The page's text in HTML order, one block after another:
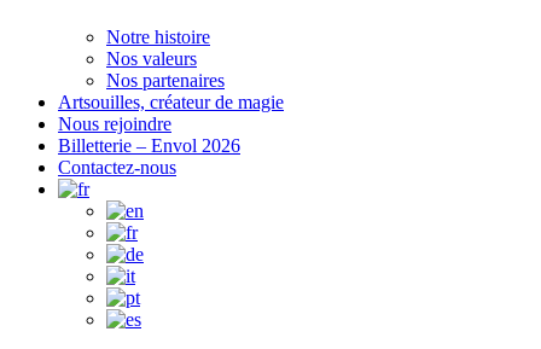
Notre histoire
Nos valeurs
Nos partenaires
Artsouilles, créateur de magie
Nous rejoindre
Billetterie – Envol 2026
Contactez-nous